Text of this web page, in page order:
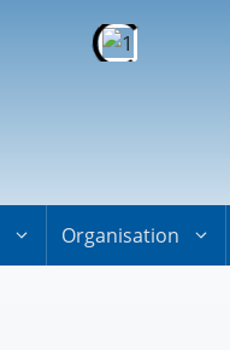
Organisation